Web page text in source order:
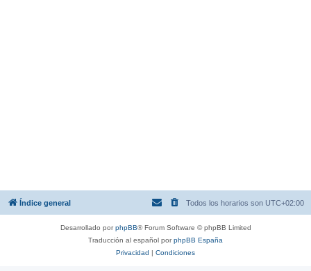
Índice general Todos los horarios son UTC+02:00
Desarrollado porphpBB® Forum Software © phpBB Limited
Traducción al español porphpBB España
Privacidad | Condiciones